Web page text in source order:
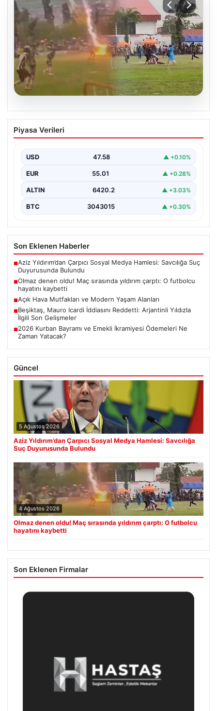
04.08.2026
Olmaz denen oldu! Maç sırasında
yıldırım çarptı: O futbolcu hayatını
Piyasa Verileri
USD 47.58 ▲ +0.10%
EUR 55.01 ▲ +0.28%
ALTIN 6420.2 ▲ +3.03%
BTC 3043015 ▲ +0.30%
Son Eklenen Haberler
■Aziz Yıldırım’dan Çarpıcı Sosyal Medya Hamlesi: Savcılığa Suç
Duyurusunda Bulundu
■Olmaz denen oldu! Maç sırasında yıldırım çarptı: O futbolcu
hayatını kaybetti
■Açık Hava Mutfakları ve Modern Yaşam Alanları
■Beşiktaş, Mauro Icardi İddiasını Reddetti: Arjantinli Yıldızla
İlgili Son Gelişmeler
■2026 Kurban Bayramı ve Emekli İkramiyesi Ödemeleri Ne
Zaman Yatacak?
Güncel
5 Ağustos 2026
Aziz Yıldırım’dan Çarpıcı Sosyal Medya Hamlesi: Savcılığa
Suç Duyurusunda Bulundu
4 Ağustos 2026
Olmaz denen oldu! Maç sırasında yıldırım çarptı: O futbolcu
hayatını kaybetti
Son Eklenen Firmalar